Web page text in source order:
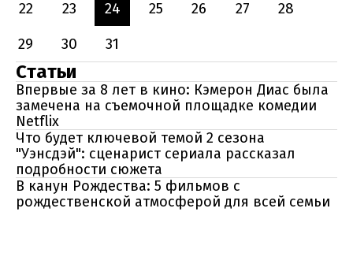
22
23 24 25 26 27
28
29
30 31
Статьи
Впервые за 8 лет в кино: Кэмерон Диас была
замечена на съемочной площадке комедии
Netflix
Что будет ключевой темой 2 сезона
"Уэнсдэй": сценарист сериала рассказал
подробности сюжета
В канун Рождества: 5 фильмов с
рождественской атмосферой для всей семьи